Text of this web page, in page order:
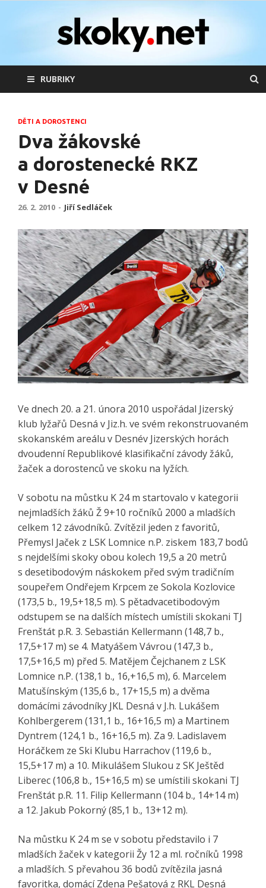
skoky.net
skoky na lyžích
RUBRIKY
DĚTI A DOROSTENCI
Dva žákovské
a dorostenecké RKZ
v Desné
26. 2. 2010 - Jiří Sedláček
Ve dnech 20. a 21. února 2010 uspořádal Jizerský
klub lyžařů Desná v Jiz.h. ve svém rekonstruovaném
skokanském areálu v Desnév Jizerských horách
dvoudenní Republikové klasifikační závody žáků,
žaček a dorostenců ve skoku na lyžích.
V sobotu na můstku K 24 m startovalo v kategorii
nejmladších žáků Ž 9+10 ročníků 2000 a mladších
celkem 12 závodníků. Zvítězil jeden z favoritů,
Přemysl Jaček z LSK Lomnice n.P. ziskem 183,7 bodů
s nejdelšími skoky obou kolech 19,5 a 20 metrů
s desetibodovým náskokem před svým tradičním
soupeřem Ondřejem Krpcem ze Sokola Kozlovice
(173,5 b., 19,5+18,5 m). S pětadvacetibodovým
odstupem se na dalších místech umístili skokani TJ
Frenštát p.R. 3. Sebastián Kellermann (148,7 b.,
17,5+17 m) se 4. Matyášem Vávrou (147,3 b.,
17,5+16,5 m) před 5. Matějem Čejchanem z LSK
Lomnice n.P. (138,1 b., 16,+16,5 m), 6. Marcelem
Matušínským (135,6 b., 17+15,5 m) a dvěma
domácími závodníky JKL Desná v J.h. Lukášem
Kohlbergerem (131,1 b., 16+16,5 m) a Martinem
Dyntrem (124,1 b., 16+16,5 m). Za 9. Ladislavem
Horáčkem ze Ski Klubu Harrachov (119,6 b.,
15,5+17 m) a 10. Mikulášem Slukou z SK Ještěd
Liberec (106,8 b., 15+16,5 m) se umístili skokani TJ
Frenštát p.R. 11. Filip Kellermann (104 b., 14+14 m)
a 12. Jakub Pokorný (85,1 b., 13+12 m).
Na můstku K 24 m se v sobotu představilo i 7
mladších žaček v kategorii Žy 12 a ml. ročníků 1998
a mladších. S převahou 36 bodů zvítězila jasná
favoritka, domácí Zdena Pešatová z RKL Desná